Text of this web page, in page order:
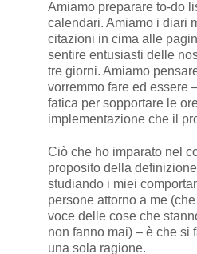
Amiamo preparare to-do
calendari. Amiamo i diari
citazioni in cima alle
sentire entusiasti delle
tre giorni. Amiamo
vorremmo fare ed essere
fatica per sopportare le
implementazione che il
Ciò che ho imparato nel
proposito della
studiando i miei
persone attorno a me
voce delle cose che
non fanno mai) – è che si
una sola ragione.